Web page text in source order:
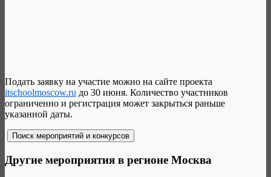
Подать заявку на участие можно на сайте проекта
itschoolmoscow.ru до 30 июня. Количество участников
ограниченно и регистрация может закрыться раньше
указанной даты.
Другие мероприятия в регионе Москва